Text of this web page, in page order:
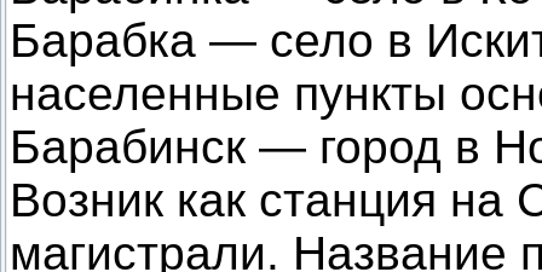
Барабка — село в
населенные пункты
Барабинск — город в
Возник как станция
магистрали. Название